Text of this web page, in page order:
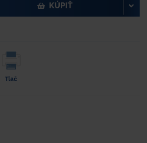
KÚPIŤ
Tlač